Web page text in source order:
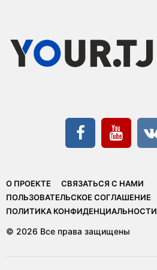
О ПРОЕКТЕ
СВЯЗАТЬСЯ С НАМИ
ПОЛЬЗОВАТЕЛЬСКОЕ СОГЛАШЕНИЕ
ПОЛИТИКА КОНФИДЕНЦИАЛЬНОСТИ
© 2026 Все права защищены